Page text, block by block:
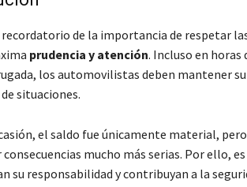
de la importancia de respetar
prudencia y atención. Incluso en horas
los automovilistas deben mantener
situaciones.
el saldo fue únicamente material, pero
mucho más serias. Por ello,
su responsabilidad y contribuyan a la